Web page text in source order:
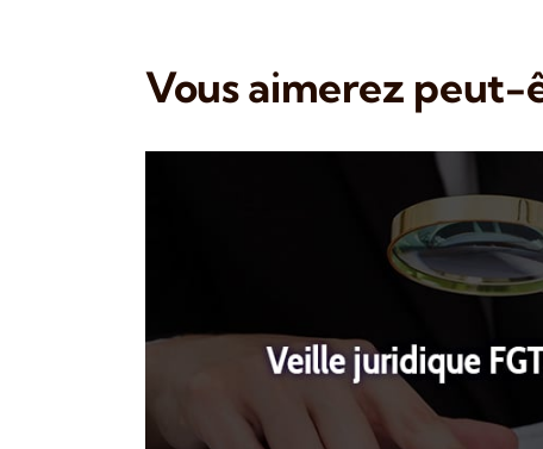
Vous aimerez peut-